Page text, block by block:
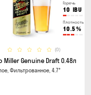
Горечь
10 IBU
Плотность
10.5 %
(0)
Miller Genuine Draft 0.48л
Фильтрованное, 4.7°